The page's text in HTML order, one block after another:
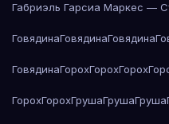
Габриэль Гарсиа Маркес —
ГовядинаГовядинаГовядина
ГовядинаГорохГорохГорох
ГорохГорохГрушаГрушаГруша